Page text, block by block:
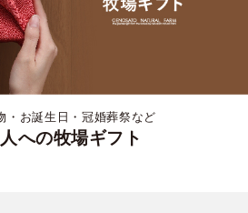
・お誕生日・冠婚葬祭など
への牧場ギフト